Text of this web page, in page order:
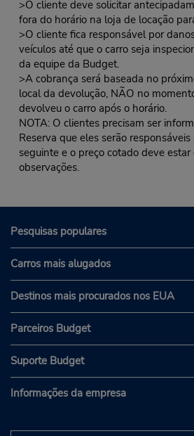
>O cliente deve solicitar
fora do horário na loja de locação
>O cliente fica responsável por
veículos até que o carro seja
da equipe da Budget.
>A cobrança será baseada no
local da devolução, NÃO no
devolveu o carro após o horário.
NOTA: O clientes precisam ser
Reserva que eles serão
seguinte e o preço cotado deve
observações.
Pesquisas populares
Carros mais alugados
Destinos mais procurados nos EUA
Parceiros Budget
Suporte Budget
Informações da empresa